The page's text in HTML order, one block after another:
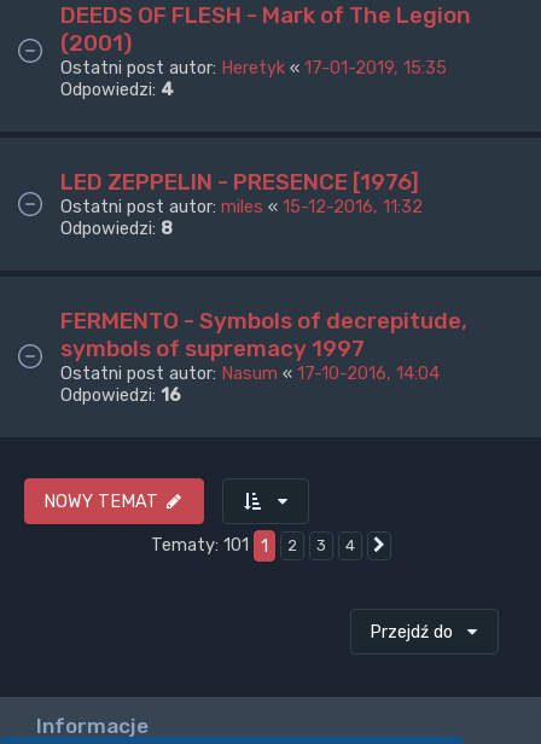
DEEDS OF FLESH - Mark of The Legion
(2001)
Ostatni post autor: Heretyk « 17-01-2019, 15:35
Odpowiedzi: 4
LED ZEPPELIN - PRESENCE [1976]
Ostatni post autor: miles « 15-12-2016, 11:32
Odpowiedzi: 8
FERMENTO - Symbols of decrepitude,
symbols of supremacy 1997
Ostatni post autor: Nasum « 17-10-2016, 14:04
Odpowiedzi: 16
NOWY TEMAT
Tematy: 101
1 2 3 4
Przejdź do
Informacje